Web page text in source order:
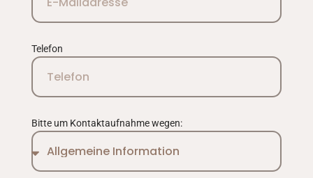
Telefon
Bitte um Kontaktaufnahme wegen: